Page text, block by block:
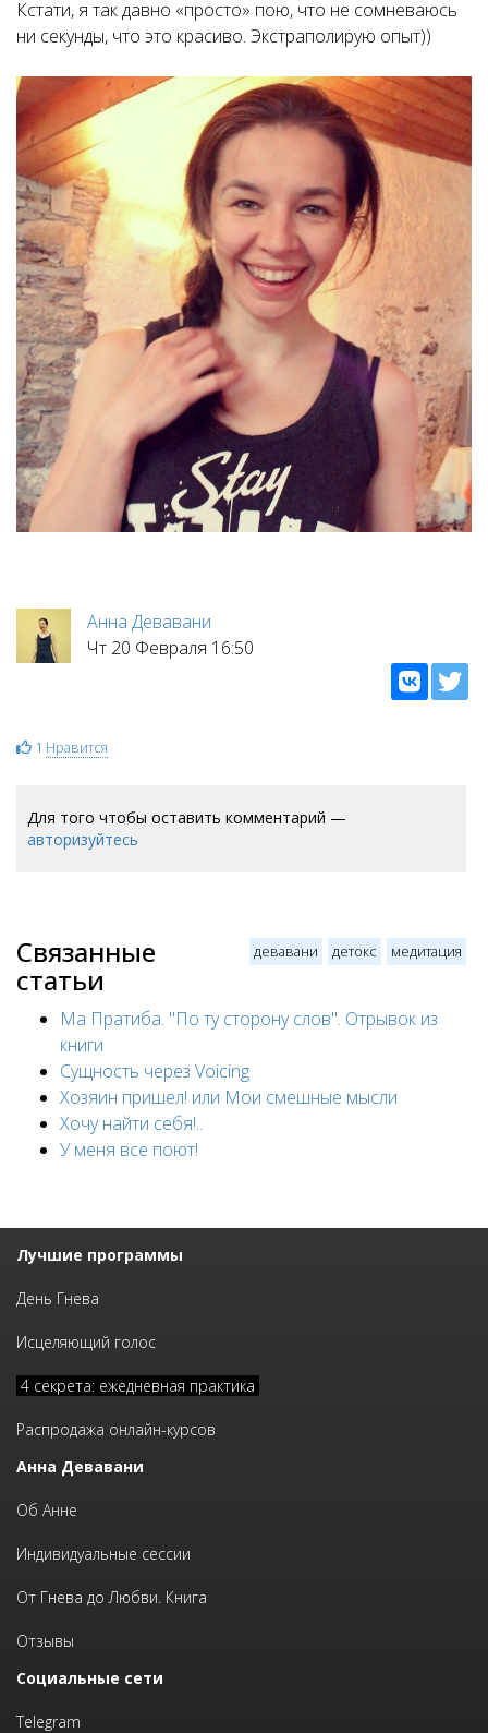
Кстати, я так давно «просто» пою, что не сомневаюсь
ни секунды, что это красиво. Экстраполирую опыт))
Анна Девавани
Чт 20 Февраля 16:50
1 Нравится
Для того чтобы оставить комментарий —
авторизуйтесь
девавани детокс медитация
Связанные
статьи
Ма Пратиба. "По ту сторону слов". Отрывок из
книги
Сущность через Voicing
Хозяин пришел! или Мои смешные мысли
Хочу найти себя!..
У меня все поют!
Лучшие программы
День Гнева
Исцеляющий голос
4 секрета: ежедневная практика
Распродажа онлайн-курсов
Анна Девавани
Об Анне
Индивидуальные сессии
От Гнева до Любви. Книга
Отзывы
Социальные сети
Telegram